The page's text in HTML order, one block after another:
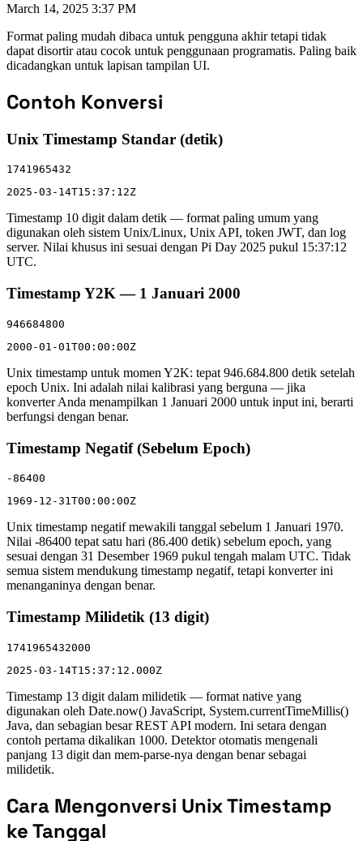
March 14, 2025 3:37 PM
Format paling mudah dibaca untuk pengguna akhir tetapi tidak
dapat disortir atau cocok untuk penggunaan programatis. Paling baik
dicadangkan untuk lapisan tampilan UI.
Contoh Konversi
Unix Timestamp Standar (detik)
1741965432
2025-03-14T15:37:12Z
Timestamp 10 digit dalam detik — format paling umum yang
digunakan oleh sistem Unix/Linux, Unix API, token JWT, dan log
server. Nilai khusus ini sesuai dengan Pi Day 2025 pukul 15:37:12
UTC.
Timestamp Y2K — 1 Januari 2000
946684800
2000-01-01T00:00:00Z
Unix timestamp untuk momen Y2K: tepat 946.684.800 detik setelah
epoch Unix. Ini adalah nilai kalibrasi yang berguna — jika
konverter Anda menampilkan 1 Januari 2000 untuk input ini, berarti
berfungsi dengan benar.
Timestamp Negatif (Sebelum Epoch)
-86400
1969-12-31T00:00:00Z
Unix timestamp negatif mewakili tanggal sebelum 1 Januari 1970.
Nilai -86400 tepat satu hari (86.400 detik) sebelum epoch, yang
sesuai dengan 31 Desember 1969 pukul tengah malam UTC. Tidak
semua sistem mendukung timestamp negatif, tetapi konverter ini
menanganinya dengan benar.
Timestamp Milidetik (13 digit)
1741965432000
2025-03-14T15:37:12.000Z
Timestamp 13 digit dalam milidetik — format native yang
digunakan oleh Date.now() JavaScript, System.currentTimeMillis()
Java, dan sebagian besar REST API modern. Ini setara dengan
contoh pertama dikalikan 1000. Detektor otomatis mengenali
panjang 13 digit dan mem-parse-nya dengan benar sebagai
milidetik.
Cara Mengonversi Unix Timestamp
ke Tanggal